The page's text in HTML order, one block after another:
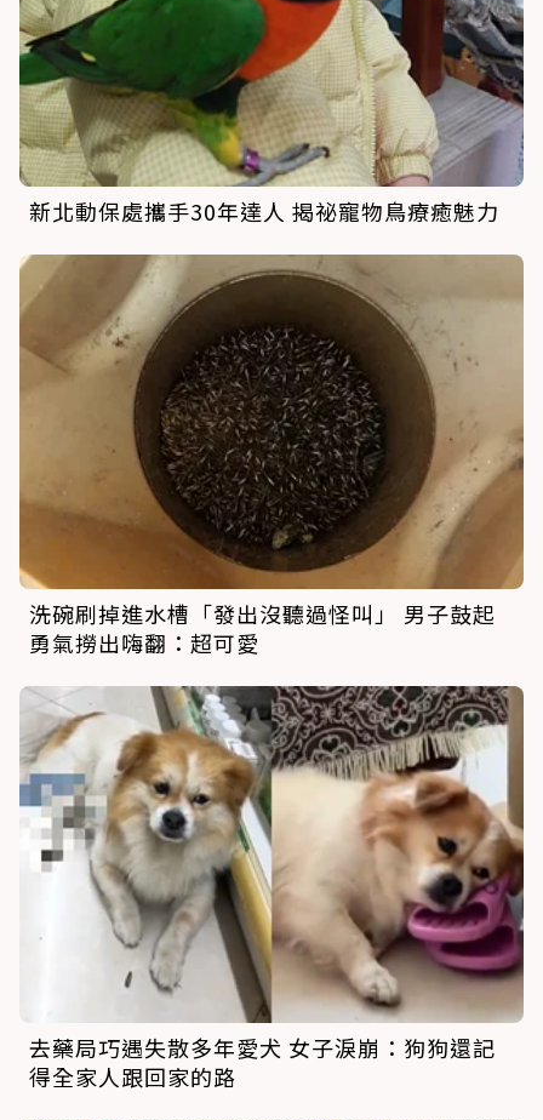
新北動保處攜手30年達人 揭祕寵物鳥療癒魅力
洗碗刷掉進水槽「發出沒聽過怪叫」 男子鼓起
勇氣撈出嗨翻：超可愛
去藥局巧遇失散多年愛犬 女子淚崩：狗狗還記
得全家人跟回家的路